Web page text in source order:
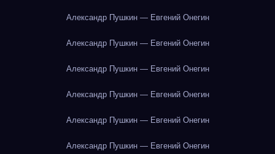
Александр Пушкин — Евгений Онегин
Александр Пушкин — Евгений Онегин
Александр Пушкин — Евгений Онегин
Александр Пушкин — Евгений Онегин
Александр Пушкин — Евгений Онегин
Александр Пушкин — Евгений Онегин